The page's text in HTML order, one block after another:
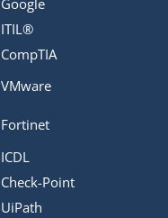
ITIL®
CompTIA
VMware
Fortinet
ICDL
Check-Point
UiPath